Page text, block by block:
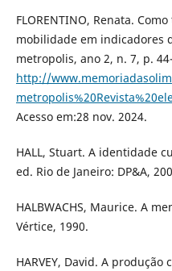
FLORENTINO, Renata.
mobilidade em indicadores
metropolis, ano 2, n. 7, p.
http://
Acesso em:28 nov. 2024.
HALL, Stuart. A identidade
ed. Rio de Janeiro: DP&A,
HALBWACHS, Maurice. A
Vértice, 1990.
HARVEY, David. A